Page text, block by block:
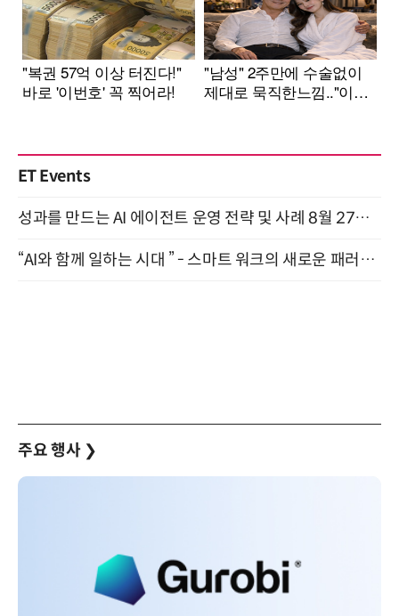
ET Events
성과를 만드는 AI 에이전트 운영 전략 및 사례 8월 27일 개최
“AI와 함께 일하는 시대 ” - 스마트 워크의 새로운 패러다임 (9/11)
주요 행사 ❯